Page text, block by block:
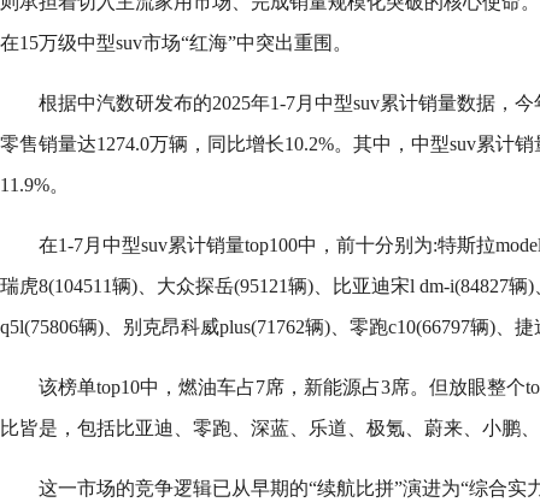
在15万级中型suv市场“红海”中突出重围。
根据中汽数研发布的2025年1-7月中型suv累计销量数据，
零售销量达1274.0万辆，同比增长10.2%。其中，中型suv累计
11.9%。
在1-7月中型suv累计销量top100中，前十分别为:特斯拉
瑞虎8(104511辆)、大众探岳(95121辆)、比亚迪宋l dm-i(84827辆
q5l(75806辆)、别克昂科威plus(71762辆)、零跑c10(66797辆)、捷
该榜单top10中，燃油车占7席，新能源占3席。但放眼整个
比皆是，包括比亚迪、零跑、深蓝、乐道、极氪、蔚来、小鹏
这一市场的竞争逻辑已从早期的“续航比拼”演进为“综合实